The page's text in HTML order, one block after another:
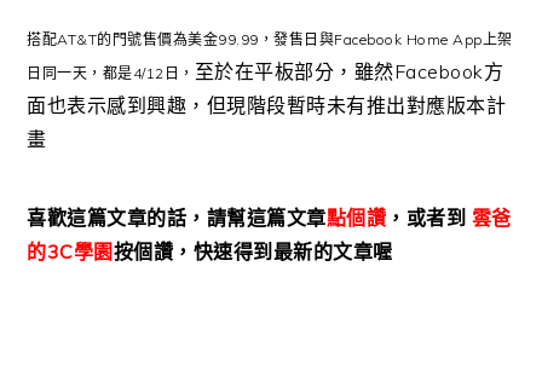
搭配AT&T的門號售價為美金99.99，發售日與Facebook Home App上架
日同一天，都是4/12日， 至於在平板部分，雖然Facebook方
面也表示感到興趣，但現階段暫時未有推出對應版本計
畫
喜歡這篇文章的話，請幫這篇文章點個讚 ，或者到 雲爸
的3C學園按個讚，快速得到最新的文章喔